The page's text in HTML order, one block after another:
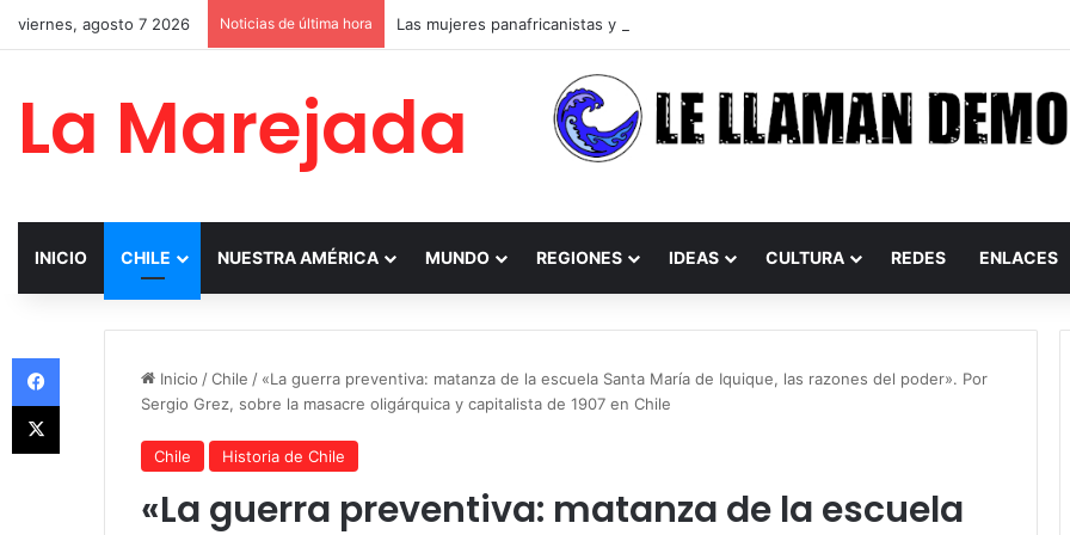
viernes, agosto 7 2026 Noticias de última hora
La Marejada
INICIO CHILE NUESTRA AMÉRICA MUNDO REGIONES IDEAS CULTURA REDES ENLACES
Inicio /Chile / «La guerra preventiva: matanza de la escuela Santa María de Iquique, las razones del poder». Por
Sergio Grez, sobre la masacre oligárquica y capitalista de 1907 en Chile
Chile Historia de Chile
«La guerra preventiva: matanza de la escuela
Facebook
X